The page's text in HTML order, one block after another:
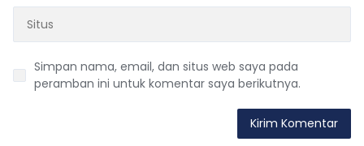
Simpan nama, email, dan situs web saya pada
peramban ini untuk komentar saya berikutnya.